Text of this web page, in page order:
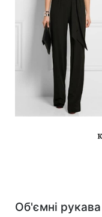
Об'ємні рукава